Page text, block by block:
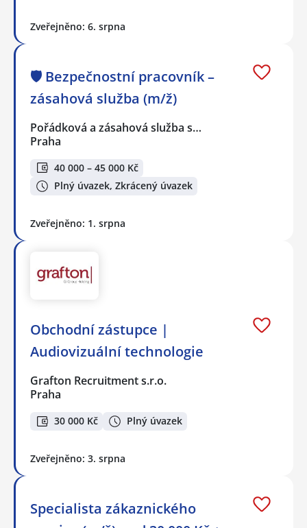
Zveřejněno: 6. srpna
🛡️ Bezpečnostní pracovník –
zásahová služba (m/ž)
Pořádková a zásahová služba s…
Praha
40 000 – 45 000 Kč
Plný úvazek, Zkrácený úvazek
Zveřejněno: 1. srpna
Obchodní zástupce |
Audiovizuální technologie
Grafton Recruitment s.r.o.
Praha
30 000 Kč Plný úvazek
Zveřejněno: 3. srpna
Specialista zákaznického